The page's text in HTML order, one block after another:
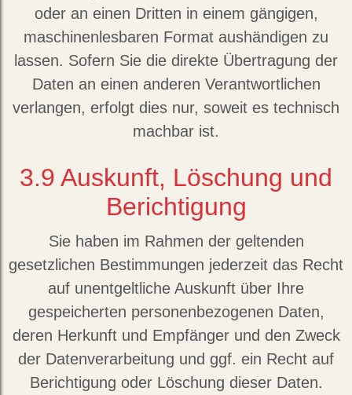
oder an einen Dritten in einem gängigen,
maschinenlesbaren Format aushändigen zu
lassen. Sofern Sie die direkte Übertragung der
Daten an einen anderen Verantwortlichen
verlangen, erfolgt dies nur, soweit es technisch
machbar ist.
3.9 Auskunft, Löschung und
Berichtigung
Sie haben im Rahmen der geltenden
gesetzlichen Bestimmungen jederzeit das Recht
auf unentgeltliche Auskunft über Ihre
gespeicherten personenbezogenen Daten,
deren Herkunft und Empfänger und den Zweck
der Datenverarbeitung und ggf. ein Recht auf
Berichtigung oder Löschung dieser Daten.